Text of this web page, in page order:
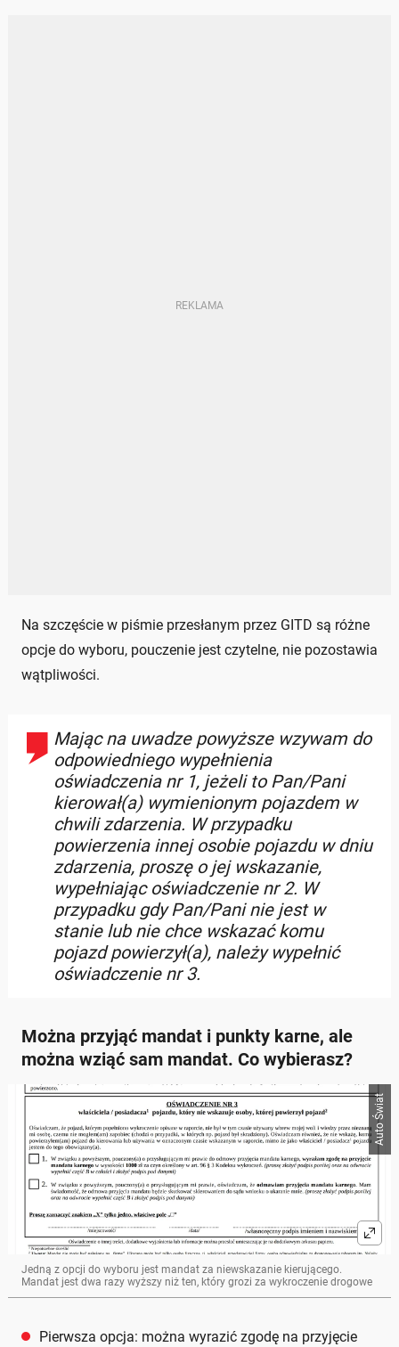
Na szczęście w piśmie przesłanym przez GITD są różne
opcje do wyboru, pouczenie jest czytelne, nie pozostawia
wątpliwości.
Mając na uwadze powyższe wzywam do
odpowiedniego wypełnienia
oświadczenia nr 1, jeżeli to Pan/Pani
kierował(a) wymienionym pojazdem w
chwili zdarzenia. W przypadku
powierzenia innej osobie pojazdu w dniu
zdarzenia, proszę o jej wskazanie,
wypełniając oświadczenie nr 2. W
przypadku gdy Pan/Pani nie jest w
stanie lub nie chce wskazać komu
pojazd powierzył(a), należy wypełnić
oświadczenie nr 3.
Można przyjąć mandat i punkty karne, ale
można wziąć sam mandat. Co wybierasz?
Auto Świat
Jedną z opcji do wyboru jest mandat za niewskazanie kierującego.
Mandat jest dwa razy wyższy niż ten, który grozi za wykroczenie drogowe
Pierwsza opcja: można wyrazić zgodę na przyjęcie